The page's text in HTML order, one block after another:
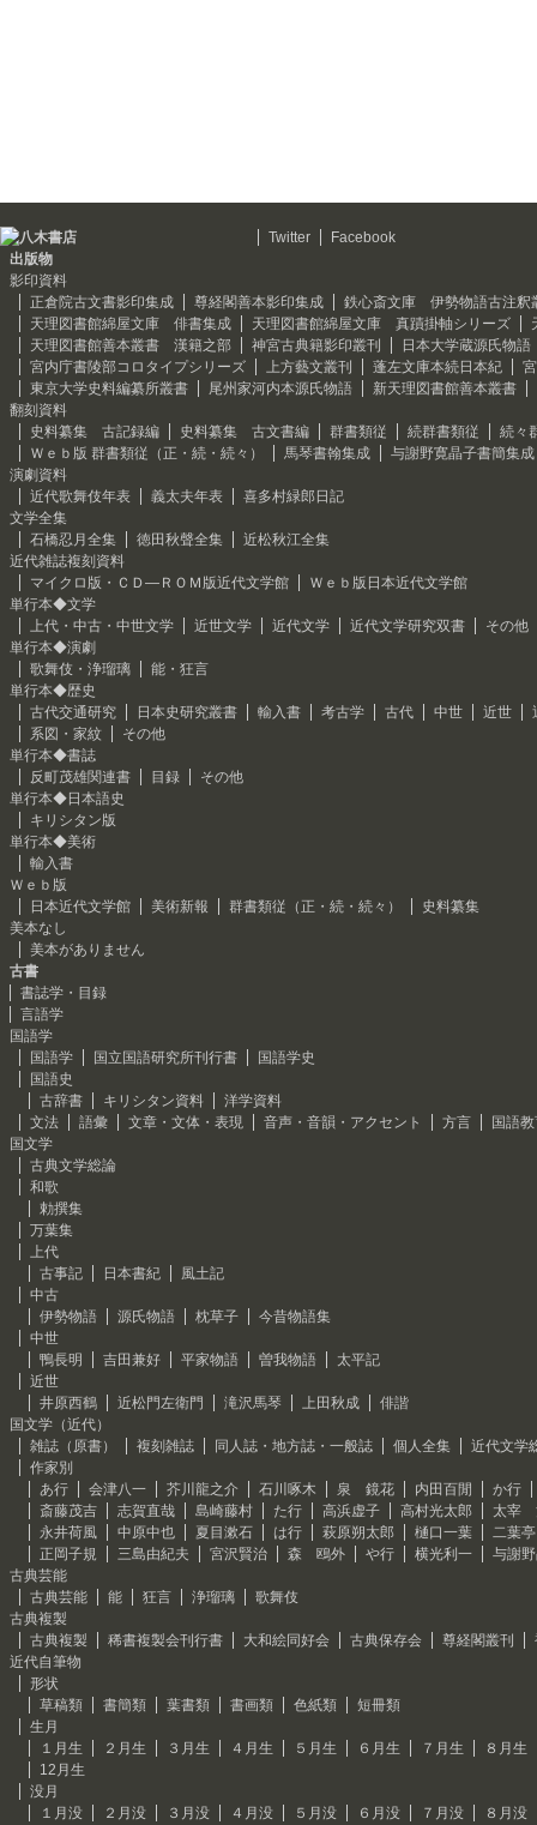
Twitter
Facebook
出版物
影印資料
正倉院古文書影印集成
尊経閣善本影印集成
鉄心斎文庫 伊勢物語古注釈
天理図書館綿屋文庫 俳書集成
天理図書館綿屋文庫 真蹟掛軸シリーズ
天理図書館善本叢書 漢籍之部
神宮古典籍影印叢刊
日本大学蔵源氏物語
宮内庁書陵部コロタイプシリーズ
上方藝文叢刊 蓬左文庫本続日本紀
東京大学史料編纂所叢書
尾州家河内本源氏物語
新天理図書館善本叢書
翻刻資料
史料纂集 古記録編
史料纂集 古文書編 群書類従 続群書類従
続々
Ｗｅｂ版 群書類従（正・続・続々）
馬琴書翰集成
与謝野寛晶子書簡集成
演劇資料
近代歌舞伎年表
義太夫年表
喜多村緑郎日記
文学全集
石橋忍月全集
徳田秋聲全集
近松秋江全集
近代雑誌複刻資料
マイクロ版・ＣＤ―ＲＯＭ版近代文学館
Ｗｅｂ版日本近代文学館
単行本◆文学
上代・中古・中世文学
近世文学 近代文学 近代文学研究双書
その他
単行本◆演劇
歌舞伎・浄瑠璃
能・狂言
単行本◆歴史
古代交通研究
日本史研究叢書 輸入書 考古学 古代 中世 近世
系図・家紋
その他
単行本◆書誌
反町茂雄関連書
目録
その他
単行本◆日本語史
キリシタン版
単行本◆美術
輸入書
Ｗｅｂ版
日本近代文学館
美術新報 群書類従（正・続・続々）
史料纂集
美本なし
美本がありません
古書
書誌学・目録
言語学
国語学
国語学
国立国語研究所刊行書
国語学史
国語史
古辞書
キリシタン資料
洋学資料
文法
語彙 文章・文体・表現 音声・音韻・アクセント 方言
国語
国文学
古典文学総論
和歌
勅撰集
万葉集
上代
古事記
日本書紀
風土記
中古
伊勢物語
源氏物語 枕草子
今昔物語集
中世
鴨長明
吉田兼好 平家物語 曽我物語
太平記
近世
井原西鶴
近松門左衛門 滝沢馬琴 上田秋成
俳諧
国文学（近代）
雑誌（原書）
複刻雑誌 同人誌・地方誌・一般誌 個人全集
近代文学
作家別
あ行
会津八一 芥川龍之介 石川啄木 泉 鏡花 内田百閒
か行
斎藤茂吉
志賀直哉 島崎藤村 た行 高浜虚子 高村光太郎
太宰
永井荷風
中原中也 夏目漱石 は行 萩原朔太郎 樋口一葉
二葉
正岡子規
三島由紀夫 宮沢賢治 森 鴎外 や行 横光利一
与謝
古典芸能
古典芸能
能 狂言 浄瑠璃
歌舞伎
古典複製
古典複製
稀書複製会刊行書 大和絵同好会 古典保存会 尊経閣叢刊
近代自筆物
形状
草稿類
書簡類 葉書類 書画類 色紙類
短冊類
生月
１月生
２月生 ３月生 ４月生 ５月生 ６月生 ７月生
８月生
12月生
没月
１月没
２月没 ３月没 ４月没 ５月没 ６月没 ７月没
８月没